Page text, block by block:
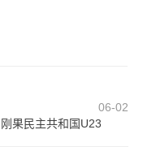
06-02
刚果民主共和国U23